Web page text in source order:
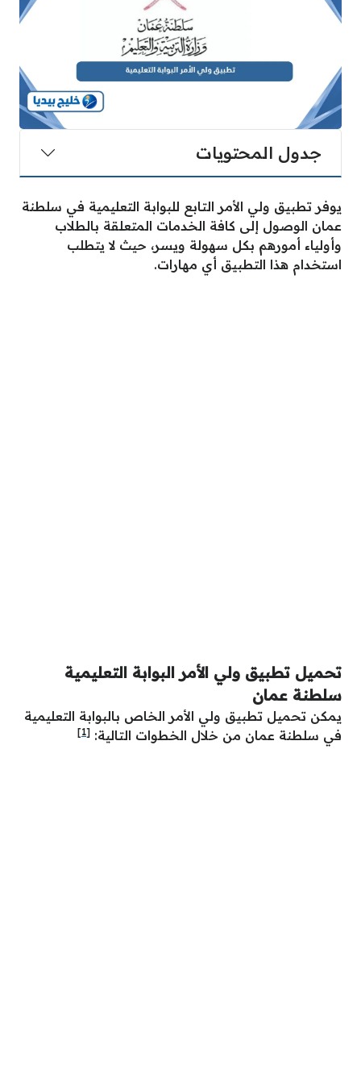
جدول المحتويات
يوفر تطبيق ولي الأمر التابع للبوابة التعليمية في سلطنة
عمان الوصول إلى كافة الخدمات المتعلقة بالطلاب
وأولياء أمورهم بكل سهولة ويسر، حيث لا يتطلب
استخدام هذا التطبيق أي مهارات.
تحميل تطبيق ولي الأمر البوابة التعليمية
سلطنة عمان
يمكن تحميل تطبيق ولي الأمر الخاص بالبوابة التعليمية
في سلطنة عمان من خلال الخطوات التالية: [1]